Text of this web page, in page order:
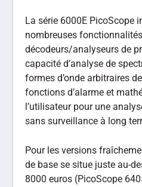
La série 6000E PicoScope
nombreuses
décodeurs/analyseurs de
capacité d’analyse de
formes d’onde arbitraires
fonctions d’alarme et
l’utilisateur pour une
sans surveillance à long
Pour les versions
de base se situe juste au-
8000 euros (PicoScope